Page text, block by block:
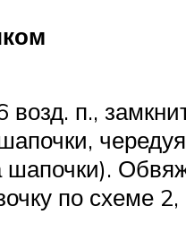
возд. п.,
шапочки).
по схеме